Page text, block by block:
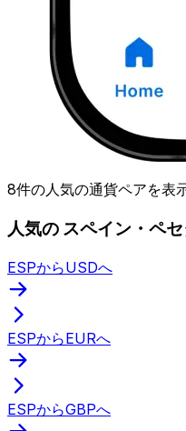
8件の人気の通貨ペアを表
人気の スペイン・ペ
ESPからUSDへ
ESPからEURへ
ESPからGBPへ